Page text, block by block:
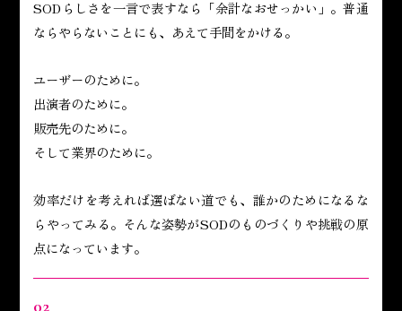
SODらしさを一言で表すなら「余計なおせっかい」。普通
ならやらないことにも、あえて手間をかける。
ユーザーのために。
出演者のために。
販売先のために。
そして業界のために。
効率だけを考えれば選ばない道でも、誰かのためになるな
らやってみる。そんな姿勢がSODのものづくりや挑戦の原
点になっています。
02